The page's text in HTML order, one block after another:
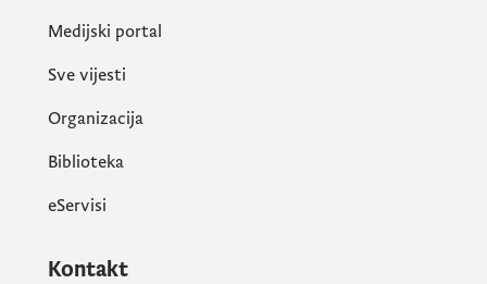
Medijski portal
Sve vijesti
Organizacija
Biblioteka
eServisi
Kontakt